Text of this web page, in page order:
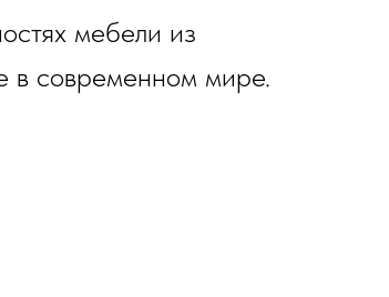
мебели из
в современном мире.